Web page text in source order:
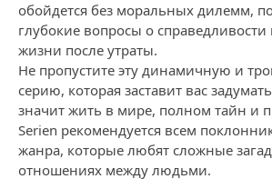
обойдется без моральных дилемм,
глубокие вопросы о
жизни после утраты.
Не пропустите эту динамичную и
серию, которая заставит вас
значит жить в мире, полном тайн и
Serien рекомендуется всем
жанра, которые любят сложные
отношениях между людьми.